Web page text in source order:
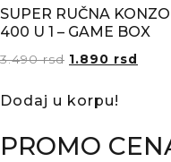
SUPER RUČNA
400 U 1 – GAME BOX
3.490rsd 1.890 rsd
Dodaj u korpu!
PROMO